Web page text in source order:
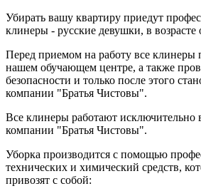
Убирать вашу квартиру приедут
клинеры - русские девушки, в возрасте
Перед приемом на работу все клинеры
нашем обучающем центре, а также
безопасности и только после этого
компании "Братья Чистовы".
Все клинеры работают исключительно
компании "Братья Чистовы".
Уборка производится с помощью
технических и химический средств,
привозят с собой: